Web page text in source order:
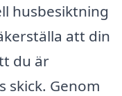
husbesiktning
att din
du är
skick. Genom